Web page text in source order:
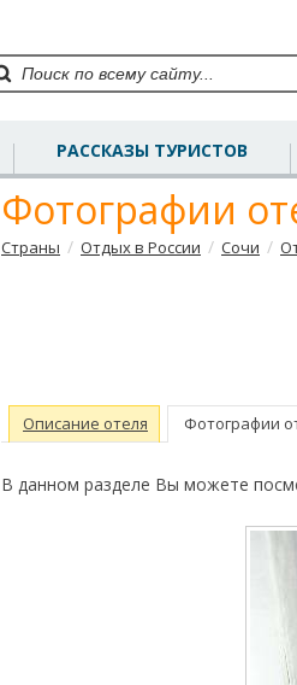
РАССКАЗЫ ТУРИСТОВ
Фотографии
Страны / Отдых в России / Сочи /
Описание отеля Фотографии
В данном разделе Вы можете